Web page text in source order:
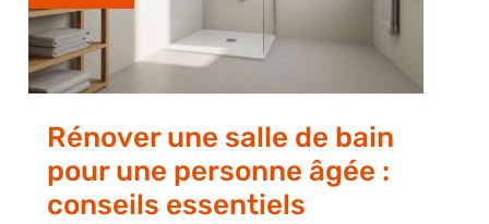
Rénover une salle de bain
pour une personne âgée :
conseils essentiels